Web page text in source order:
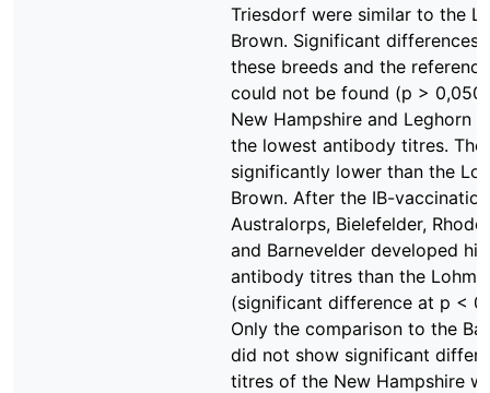
Triesdorf were similar to the
Brown. Significant differences
these breeds and the
could not be found (p >
New Hampshire and Leghorn
the lowest antibody titres.
significantly lower than the
Brown. After the IB-
Australorps, Bielefelder,
and Barnevelder developed
antibody titres than the
(significant difference at p <
Only the comparison to the
did not show significant
titres of the New Hampshire